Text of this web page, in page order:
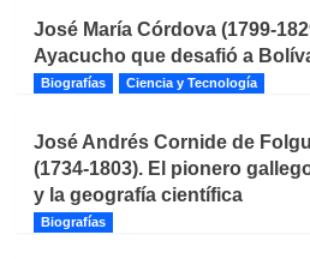
José María Córdova (1799-
Ayacucho que desafió a
Biografías Ciencia y Tecnología
José Andrés Cornide de
(1734-1803). El pionero
y la geografía científica
Biografías